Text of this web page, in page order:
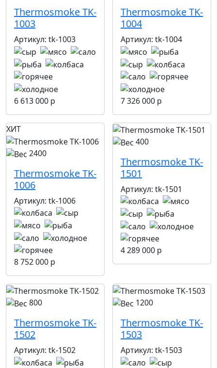
Thermosmoke TK-
1003
Артикул: tk-1003
6 613 000 р
Thermosmoke TK-
1004
Артикул: tk-1004
7 326 000 р
ХИТ
2400
Thermosmoke TK-
1006
Артикул: tk-1006
8 752 000 р
400
Thermosmoke TK-
1501
Артикул: tk-1501
4 289 000 р
800
Thermosmoke TK-
1502
Артикул: tk-1502
1200
Thermosmoke TK-
1503
Артикул: tk-1503